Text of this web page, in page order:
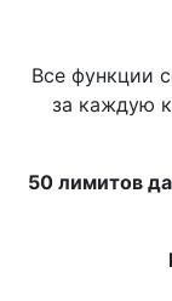
Все функции
за каждую
50 лимитов